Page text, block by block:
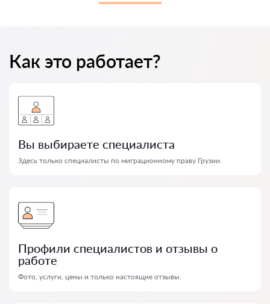
Как это работает?
Вы выбираете специалиста
Здесь только специалисты по миграционному праву Грузии.
Профили специалистов и отзывы о
работе
Фото, услуги, цены и только настоящие отзывы.